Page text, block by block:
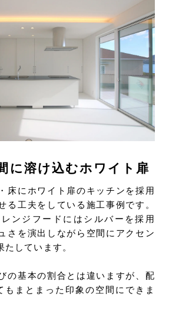
に溶け込むホワイト扉
床にホワイト扉のキッチンを採用
る工夫をしている施工事例です。
ンジフードにはシルバーを採用
さを演出しながら空間にアクセン
たしています。
の基本の割合とは違いますが、配
もまとまった印象の空間にできま